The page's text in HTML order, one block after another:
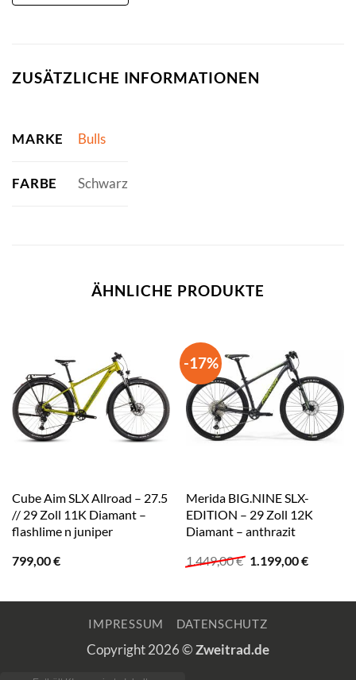
ZUSÄTZLICHE INFORMATIONEN
MARKE Bulls
FARBE Schwarz
ÄHNLICHE PRODUKTE
Cube Aim SLX Allroad – 27.5
// 29 Zoll 11K Diamant –
flashlime n juniper
799,00€
-17%
Merida BIG.NINE SLX-
EDITION – 29 Zoll 12K
Diamant – anthrazit
1.449,00€ Ursprünglicher
1.449,00 €
1.199,00€
IMPRESSUM DATENSCHUTZ
Copyright 2026 ©Zweitrad.de